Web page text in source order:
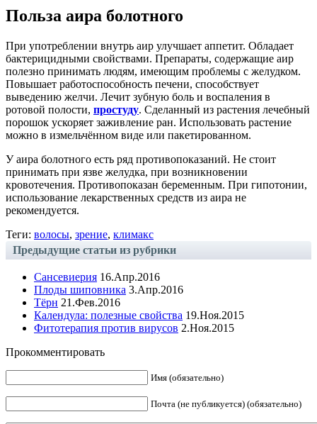
Польза аира болотного
При употреблении внутрь аир улучшает аппетит. Обладает
бактерицидными свойствами. Препараты, содержащие аир
полезно принимать людям, имеющим проблемы с желудком.
Повышает работоспособность печени, способствует
выведению желчи. Лечит зубную боль и воспаления в
ротовой полости, простуду. Сделанный из растения лечебный
порошок ускоряет заживление ран. Использовать растение
можно в измельчённом виде или пакетированном.
У аира болотного есть ряд противопоказаний. Не стоит
принимать при язве желудка, при возникновении
кровотечения. Противопоказан беременным. При гипотонии,
использование лекарственных средств из аира не
рекомендуется.
Теги: волосы, зрение, климакс
Предыдущие статьи из рубрики
Сансевиерия 16.Апр.2016
Плоды шиповника 3.Апр.2016
Тёрн 21.Фев.2016
Календула: полезные свойства 19.Ноя.2015
Фитотерапия против вирусов 2.Ноя.2015
Прокомментировать
Имя (обязательно)
Почта (не публикуется) (обязательно)